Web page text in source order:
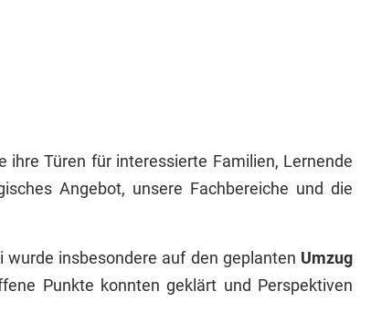
ihre Türen für interessierte Familien, Lernende
Angebot, unsere Fachbereiche und die
insbesondere auf den geplanten Umzug
Punkte konnten geklärt und Perspektiven